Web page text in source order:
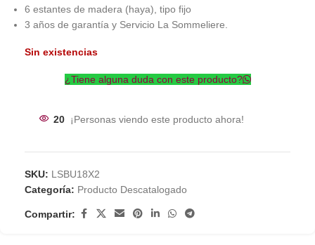
6 estantes de madera (haya), tipo fijo
3 años de garantía y Servicio La Sommeliere.
Sin existencias
¿Tiene alguna duda con este producto?
20 ¡Personas viendo este producto ahora!
SKU: LSBU18X2
Categoría: Producto Descatalogado
Compartir: